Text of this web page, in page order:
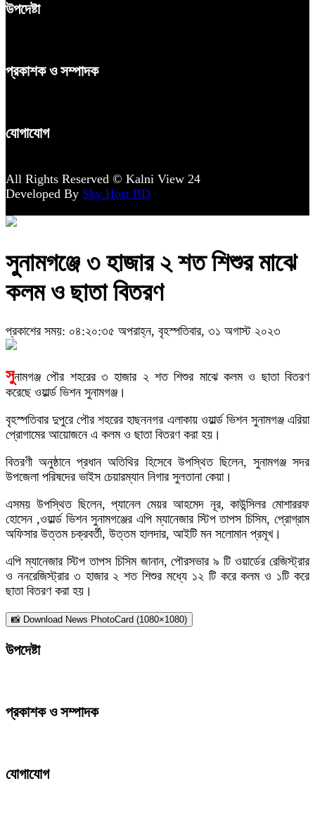
উপদেষ্টা
প্রকাশক ও সম্পাদক
যোগাযোগ
All Rights Reserved © Kalni View 24
Developed By Sky Host BD
সুনামগঞ্জে ৩ হাজার ২ শত শিশুর মাঝে
কলম ও ছাতা বিতরণ
প্রকাশের সময়: ০৪:২০:৩৫ অপরাহ্ন, বৃহস্পতিবার, ৩১ অগাস্ট ২০২৩
সুনামগঞ্জ পৌর শহরের ৩ হাজার ২ শত শিশুর মাঝে কলম ও ছাতা বিতরণ
করেছে ওয়ার্ল্ড ভিশন সুনামগঞ্জ।
বৃহস্পতিবার দুপুরে পৌর শহরের হাছননগর এলাকায় ওয়ার্ল্ড ভিশন সুনামগঞ্জ এরিয়া
প্রোগামের আয়োজনে এ কলম ও ছাতা বিতরণ করা হয়।
বিতরণী অনুষ্ঠানে প্রধান অতিথির হিসেবে উপস্থিত ছিলেন, সুনামগঞ্জ সদর
উপজেলা পরিষদের ভাইস চেয়ারম্যান নিগার সুলতানা কেয়া।
এসময় উপস্থিত ছিলেন, প্যানেল মেয়র আহমেদ নূর, কাউন্সিলর মোশাররফ
হোসেন ,ওয়ার্ল্ড ভিশন সুনামগঞ্জের এপি ম্যানেজার স্টিপ তাপস চিসিম, প্রোগ্রাম
অফিসার উত্তম চক্রবর্তী, উত্তম হালদার, আইটি মন সলোমান প্রমূখ।
এপি ম্যানেজার স্টিপ তাপস চিসিম জানান, পৌরসভার ৯ টি ওয়ার্ডের রেজিস্ট্রার
ও ননরেজিস্ট্রার ৩ হাজার ২ শত শিশুর মধ্যে ১২ টি করে কলম ও ১টি করে
ছাতা বিতরণ করা হয়।
📸 Download News PhotoCard (1080×1080)
উপদেষ্টা
প্রকাশক ও সম্পাদক
যোগাযোগ